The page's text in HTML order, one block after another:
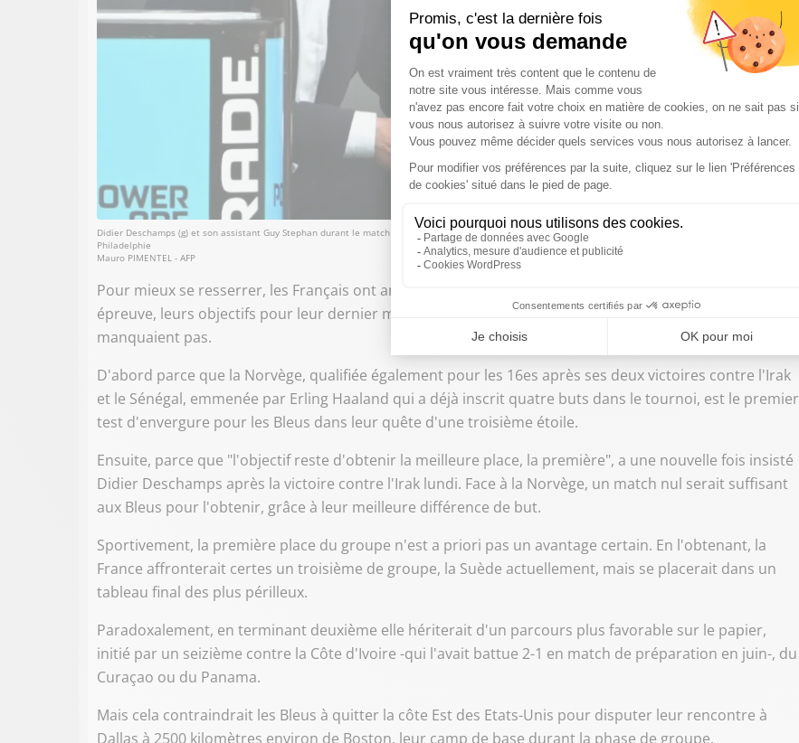
Didier Deschamps (g) et son assistant Guy Stephan durant le match de la France contre l'Irak comptant pour la phase de groupes du Mondial 2026, le 22 juin à
Philadelphie
Mauro PIMENTEL - AFP
Pour mieux se resserrer, les Français ont annulé leurs activités média mercredi, mais même sans cette
épreuve, leurs objectifs pour leur dernier match de poule de la Coupe du monde américaine ne
manquaient pas.
D'abord parce que la Norvège, qualifiée également pour les 16es après ses deux victoires contre l'Irak
et le Sénégal, emmenée par Erling Haaland qui a déjà inscrit quatre buts dans le tournoi, est le premier
test d'envergure pour les Bleus dans leur quête d'une troisième étoile.
Ensuite, parce que "l'objectif reste d'obtenir la meilleure place, la première", a une nouvelle fois insisté
Didier Deschamps après la victoire contre l'Irak lundi. Face à la Norvège, un match nul serait suffisant
aux Bleus pour l'obtenir, grâce à leur meilleure différence de but.
Sportivement, la première place du groupe n'est a priori pas un avantage certain. En l'obtenant, la
France affronterait certes un troisième de groupe, la Suède actuellement, mais se placerait dans un
tableau final des plus périlleux.
Paradoxalement, en terminant deuxième elle hériterait d'un parcours plus favorable sur le papier,
initié par un seizième contre la Côte d'Ivoire -qui l'avait battue 2-1 en match de préparation en juin-, du
Curaçao ou du Panama.
Mais cela contraindrait les Bleus à quitter la côte Est des Etats-Unis pour disputer leur rencontre à
Dallas à 2500 kilomètres environ de Boston, leur camp de base durant la phase de groupe.